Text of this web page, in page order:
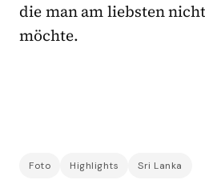
die man am liebsten
möchte.
Foto Highlights Sri Lanka